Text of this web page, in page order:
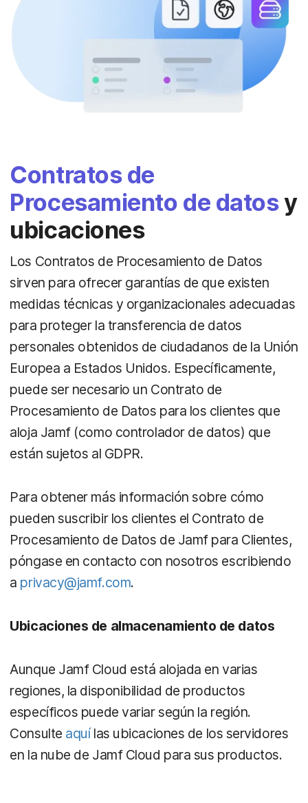
Contratos de
Procesamiento de datosy
ubicaciones
Los Contratos de Procesamiento de Datos
sirven para ofrecer garantías de que existen
medidas técnicas y organizacionales adecuadas
para proteger la transferencia de datos
personales obtenidos de ciudadanos de la Unión
Europea a Estados Unidos. Específicamente,
puede ser necesario un Contrato de
Procesamiento de Datos para los clientes que
aloja Jamf (como controlador de datos) que
están sujetos al GDPR.
Para obtener más información sobre cómo
pueden suscribir los clientes el Contrato de
Procesamiento de Datos de Jamf para Clientes,
póngase en contacto con nosotros escribiendo
a privacy@jamf.com.
Ubicaciones de almacenamiento de datos
Aunque Jamf Cloud está alojada en varias
regiones, la disponibilidad de productos
específicos puede variar según la región.
Consulte aquílas ubicaciones de los servidores
en la nube de Jamf Cloud para sus productos.